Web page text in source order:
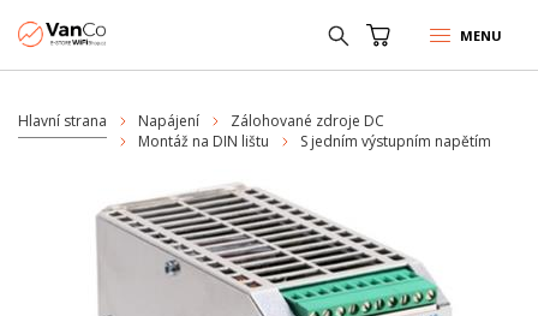
MENU
Hlavní strana Napájení
Zálohované zdroje DC
Montáž na DIN lištu
S jedním výstupním napětím